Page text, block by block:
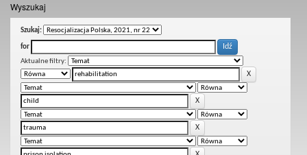
Wyszukaj
Szukaj:
for
Aktualne filtry: